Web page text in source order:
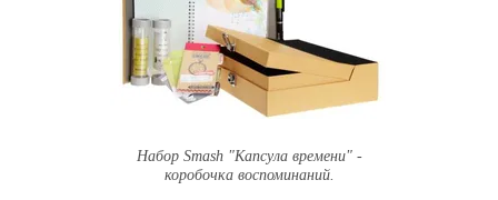
Набор Smash "Капсула времени" -
коробочка воспоминаний.